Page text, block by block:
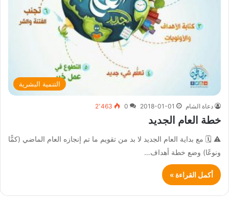
التنمية البشرية
دعاة الشام 2018-01-01
0 2٬463
خطة العام الجديد
⚠ 🗓 مع بداية العام الجديد لا بد من تقويم ما تم إنجازه العام الماضي (كمًّا
ونوعًا) وضع خطة أهداف…
أكمل القراءة »